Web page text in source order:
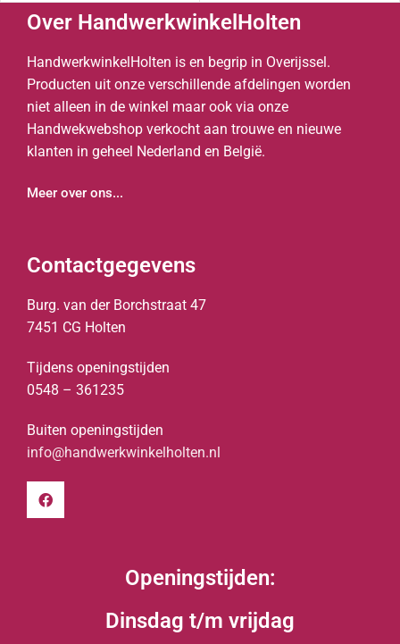
Over HandwerkwinkelHolten
HandwerkwinkelHolten is en begrip in Overijssel.
Producten uit onze verschillende afdelingen worden
niet alleen in de winkel maar ook via onze
Handwekwebshop verkocht aan trouwe en nieuwe
klanten in geheel Nederland en België.
Meer over ons...
Contactgegevens
Burg. van der Borchstraat 47
7451 CG Holten
Tijdens openingstijden
0548 – 361235
Buiten openingstijden
info@handwerkwinkelholten.nl
Openingstijden:
Dinsdag t/m vrijdag